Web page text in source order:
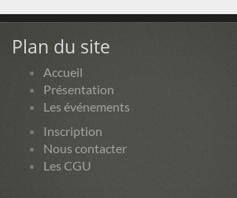
Plan du site
Accueil
Présentation
Les événements
Inscription
Nous contacter
Les CGU